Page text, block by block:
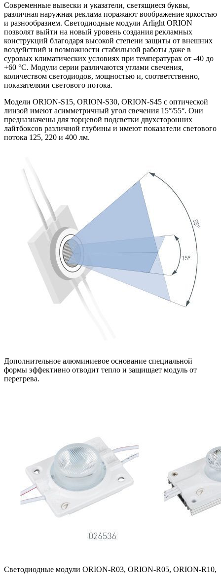
Современные вывески и указатели, светящиеся буквы,
различная наружная реклама поражают воображение яркостью
и разнообразием. Светодиодные модули Arlight ORION
позволят выйти на новый уровень создания рекламных
конструкций благодаря высокой степени защиты от внешних
воздействий и возможности стабильной работы даже в
суровых климатических условиях при температурах от -40 до
+60 °C. Модули серии различаются углами свечения,
количеством светодиодов, мощностью и, соответственно,
показателями светового потока.
Модели ORION-S15, ORION-S30, ORION-S45 с оптической
линзой имеют асимметричный угол свечения 15°/55°. Они
предназначены для торцевой подсветки двухсторонних
лайтбоксов различной глубины и имеют показатели светового
потока 125, 220 и 400 лм.
Дополнительное алюминиевое основание специальной
формы эффективно отводит тепло и защищает модуль от
перегрева.
Светодиодные модули ORION-R03, ORION-R05, ORION-R10,